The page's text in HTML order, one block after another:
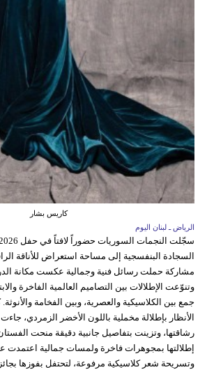
كاريس بشار
الرياض ـ لبنان اليوم
السجادة البنفسجية إلى مساحة استعراض للأناقة
مشاركة حملت رسائل فنية وجمالية عكست مكانة
وتنوّعت الإطلالات بين التصاميم العالمية الفاخرة
جمع بين الكلاسيكية والعصرية، وبين الفخامة
الأنظار بإطلالة مخملية باللون الأخضر الزمردي،
رشاقتها، وتزينت بتفاصيل جانبية دقيقة منحت
إطلالتها بمجوهرات فاخرة ولمسات جمالية
وتسريحة شعر كلاسيكية مرفوعة، لتحتفل بفوزها